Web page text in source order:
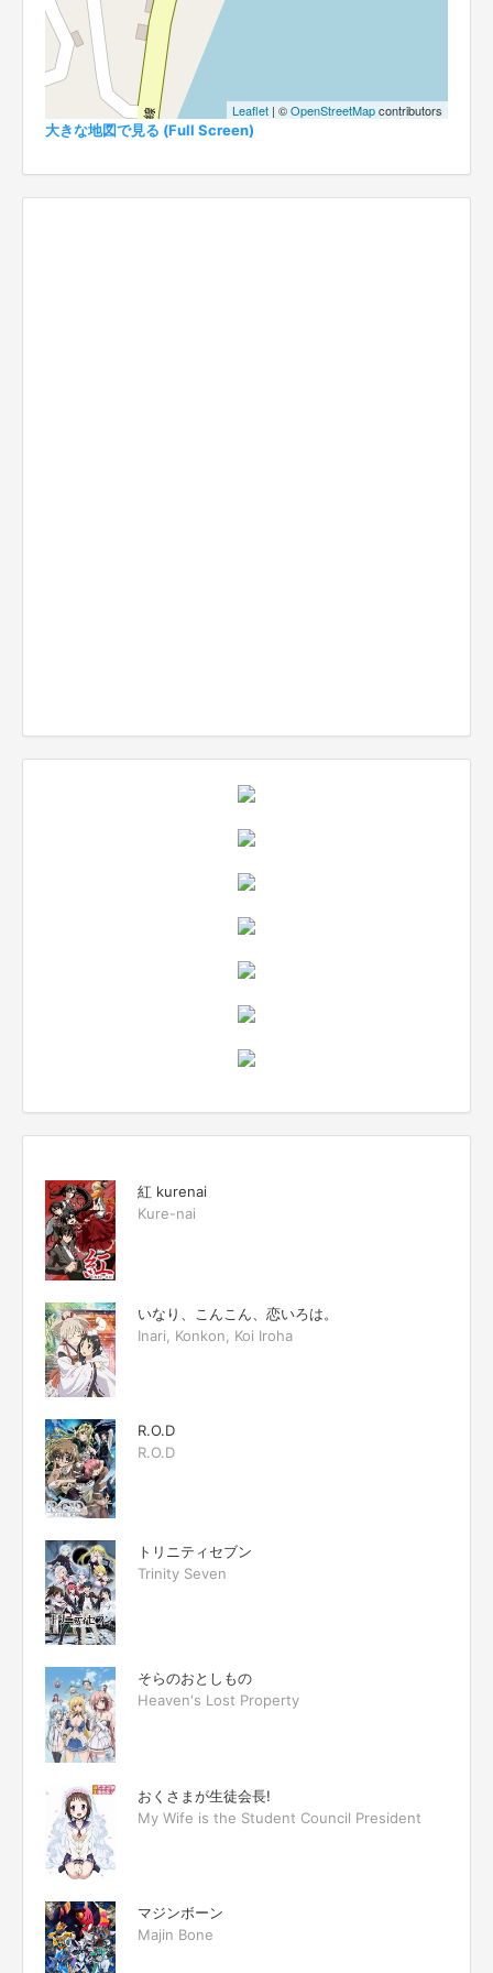
Leaflet | ©OpenStreetMapcontributors
大きな地図で見る (Full Screen)
紅 kurenai
Kure-nai
いなり、こんこん、恋いろは。
Inari, Konkon, Koi Iroha
R.O.D
R.O.D
トリニティセブン
Trinity Seven
そらのおとしもの
Heaven's Lost Property
おくさまが生徒会長!
My Wife is the Student Council President
マジンボーン
Majin Bone